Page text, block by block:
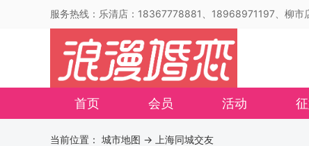
服务热线：乐清店：18367778881、18968971197、柳
首页 会员 活动
当前位置： 城市地图 -> 上海同城交友